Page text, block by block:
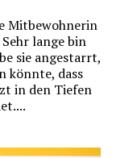
Mitbewohnerin
lange bin
sie angestarrt,
könnte, dass
in den Tiefen